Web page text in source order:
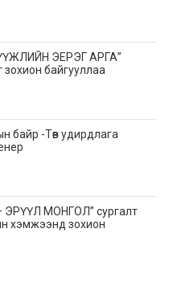
ЭЕРЭГ АРГА”
зохион байгууллаа
байр -Төв удирдлага
ЭРҮҮЛ МОНГОЛ” сургалт
хэмжээнд зохион